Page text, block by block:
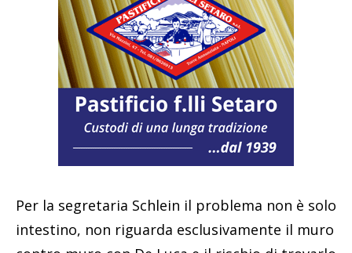
Per la segretaria Schlein il problema non è solo
intestino, non riguarda esclusivamente il muro